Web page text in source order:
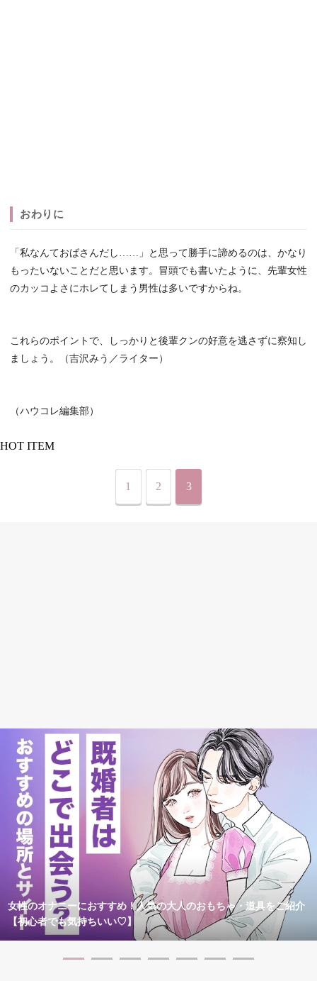
おわりに
「私なんておばさんだし……」と思って勝手に諦めるのは、かなり
もったいないことだと思います。冒頭でも書いたように、先輩女性
のカッコよさにホレてしまう男性は多いですからね。
これらのポイントで、しっかりと後輩クンの好意を逃さずに察知し
ましょう。（吉沢みう／ライター）
（ハウコレ編集部）
HOT ITEM
1 2 3
女性のオナニーにおすすめ！人気の大人のおもちゃ・道具をご紹介
【初心者でも気持ちいい♡】